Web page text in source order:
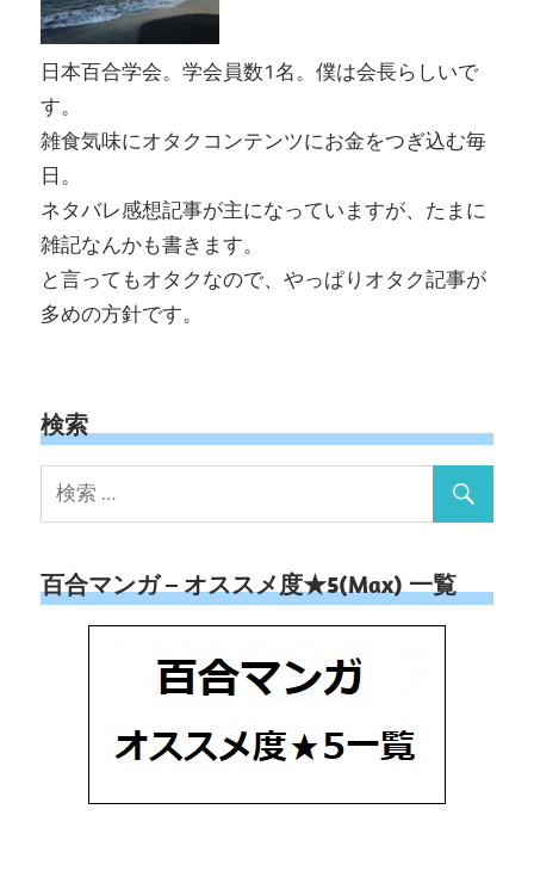
日本百合学会。学会員数1名。僕は会長らしいで
す。
雑食気味にオタクコンテンツにお金をつぎ込む毎
日。
ネタバレ感想記事が主になっていますが、たまに
雑記なんかも書きます。
と言ってもオタクなので、やっぱりオタク記事が
多めの方針です。
検索
百合マンガ – オススメ度★5(Max) 一覧